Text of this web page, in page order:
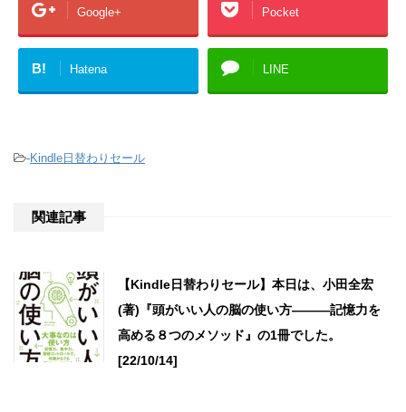
Google+ Pocket
B! Hatena LINE
-Kindle日替わりセール
関連記事
【Kindle日替わりセール】本日は、小田全宏
(著)『頭がいい人の脳の使い方―――記憶力を
高める８つのメソッド』の1冊でした。
[22/10/14]